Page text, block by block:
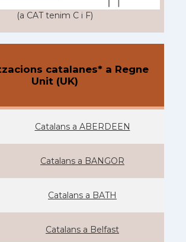
(a CAT tenim C i F)
catalanes* a Regne
Unit (UK)
Catalans a ABERDEEN
Catalans a BANGOR
Catalans a BATH
Catalans a Belfast